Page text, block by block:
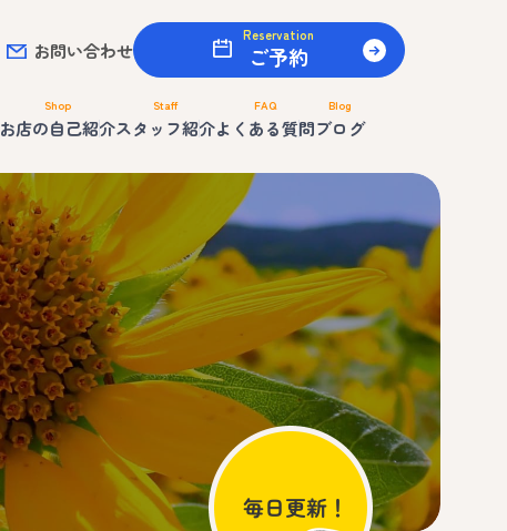
お問い合わせ
Reservation
ご予約
Shop
お店の自己紹介
Staff
スタッフ紹介
FAQ
よくある質問
Blog
ブログ